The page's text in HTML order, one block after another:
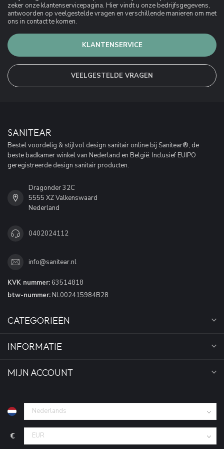
zeker onze klantenservicepagina. Hier vindt u onze bedrijfsgegevens,
antwoorden op veelgestelde vragen en verschillende manieren om met
ons in contact te komen.
KLANTENSERVICE
VEELGESTELDE VRAGEN
SANITEAR
Bestel voordelig & stijlvol design sanitair online bij Sanitear®, de
beste badkamer winkel van Nederland en België. Inclusief EUIPO
geregistreerde design sanitair producten.
Dragonder 32C
5555 XZ Valkenswaard
Nederland
0402024112
info@sanitear.nl
KVK nummer: 63514818
btw-nummer: NL002415984B28
CATEGORIEËN
INFORMATIE
MIJN ACCOUNT
€